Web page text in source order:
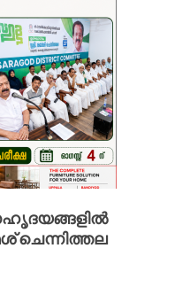
ചെന്നിത്തല